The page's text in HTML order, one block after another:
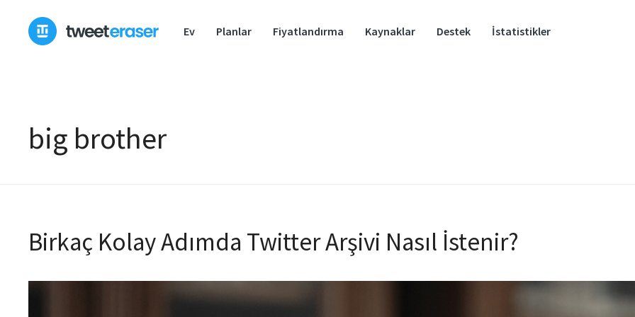
Ev Planlar Fiyatlandırma Kaynaklar Destek İstatistikler
big brother
Birkaç Kolay Adımda Twitter Arşivi Nasıl İstenir?